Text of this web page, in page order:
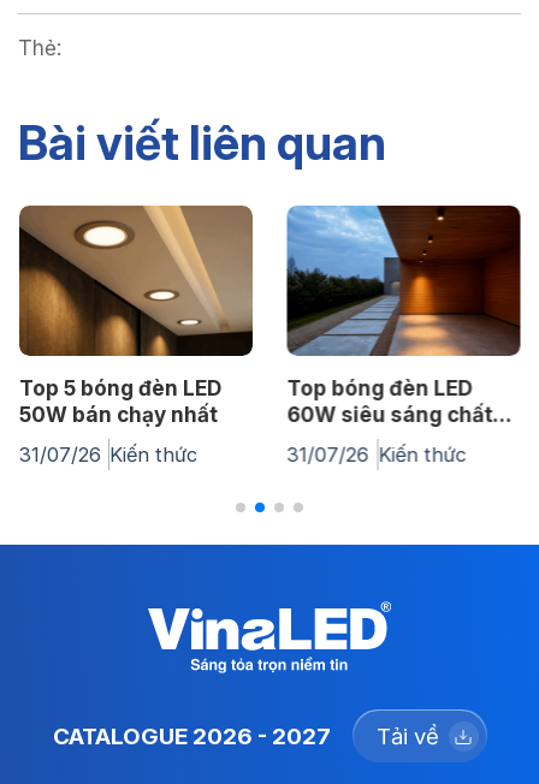
Thẻ:
Bài viết liên quan
Top bóng đèn LED
60W siêu sáng chất
lượng cao
31/07/26 Kiến thức
Đèn LED cao áp là gì?
Cách lựa chọn đèn
cao áp chiếu sáng
đường phố
30/07/26 Kiến thức
CATALOGUE 2026 - 2027 Tải về